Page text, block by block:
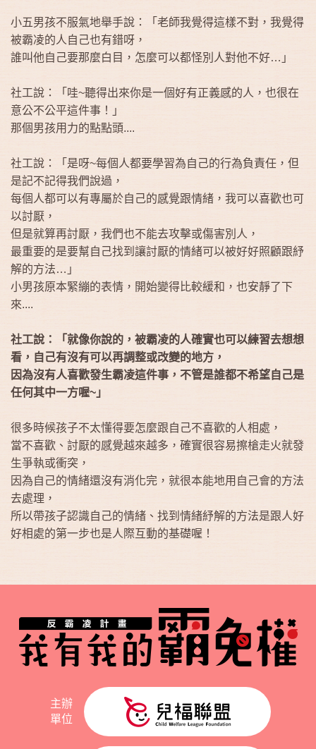
小五男孩不服氣地舉手說：「老師我覺得這樣不對，我覺得
被霸凌的人自己也有錯呀，
誰叫他自己要那麼白目，怎麼可以都怪別人對他不好…」
社工說：「哇~聽得出來你是一個好有正義感的人，也很在
意公不公平這件事！」
那個男孩用力的點點頭....
社工說：「是呀~每個人都要學習為自己的行為負責任，但
是記不記得我們說過，
每個人都可以有專屬於自己的感覺跟情緒，我可以喜歡也可
以討厭，
但是就算再討厭，我們也不能去攻擊或傷害別人，
最重要的是要幫自己找到讓討厭的情緒可以被好好照顧跟紓
解的方法…」
小男孩原本緊繃的表情，開始變得比較緩和，也安靜了下
來....
社工說：「就像你說的，被霸凌的人確實也可以練習去想想
看，自己有沒有可以再調整或改變的地方，
因為沒有人喜歡發生霸凌這件事，不管是誰都不希望自己是
任何其中一方喔~」
很多時候孩子不太懂得要怎麼跟自己不喜歡的人相處，
當不喜歡、討厭的感覺越來越多，確實很容易擦槍走火就發
生爭執或衝突，
因為自己的情緒還沒有消化完，就很本能地用自己會的方法
去處理，
所以帶孩子認識自己的情緒、找到情緒紓解的方法是跟人好
好相處的第一步也是人際互動的基礎喔！
主辦
單位